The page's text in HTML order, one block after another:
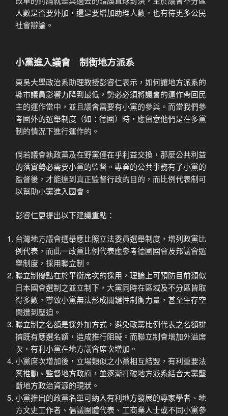
人數是否要外加，還是要增加助理人數，也有待更多公民
社會辯論。
小黨進入議會 制衡地方派系
東吳大學政治系助理教授彭睿仁表示，如何讓地方派系的
縣市議員影響力降到最低，勢必必須將議會的運作帶回民
主的運作當中，並且議會需要有小黨的參與。而當我們參
考國外的選舉制度（如：德國）時，應留意他們是在多黨
制的情況下進行運作的。
倘若議會執政黨及在野黨僅在乎利益交換，那麼公共利益
的落實勢必需要小黨的監督。專業的公共事務有了小黨的
監督後，才能達到真正監督行政的目的，而比例代表制可
以幫助小黨進入國會。
彭睿仁更提出以下建議重點：
台灣地方議會選舉應比照立法委員選舉制度，增列政黨比
例代表，而此一政黨比例代表應參考德國國會及邦議會選
舉制度，採用聯立制。
聯立制優點在於平衡席次的採用，理論上可預防目前類似
日本國會選制之並立制下，大黨同時在區域及不分區皆取
得多數，導致小黨無法形成關鍵性制衡力量，甚至生存空
間遭到壓迫。
聯立制之名額是採外加方式，避免政黨比例代表之名額排
擠既有應選名額，造成推行阻礙。而聯立制會增加外溢席
次，有利小黨在地方議會席次增加。
小黨席次增加後，立場類似之小黨相互結盟，有利重要法
案推動、監督地方政府，並逐漸打破地方派系結合大黨壟
斷地方政治資源的現狀。
小黨推出的政黨名單可納入有利地方發展的專家學者、地
方文史工作者、倡議團體代表、工商業人士或不同小黨參